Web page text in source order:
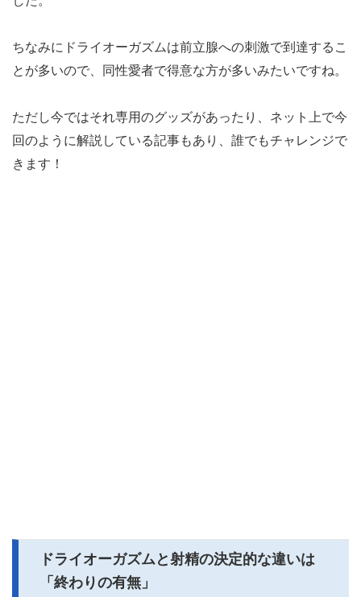
ちなみにドライオーガズムは前立腺への刺激で到達するこ
とが多いので、同性愛者で得意な方が多いみたいですね。
ただし今ではそれ専用のグッズがあったり、ネット上で今
回のように解説している記事もあり、誰でもチャレンジで
きます！
ドライオーガズムと射精の決定的な違いは
「終わりの有無」